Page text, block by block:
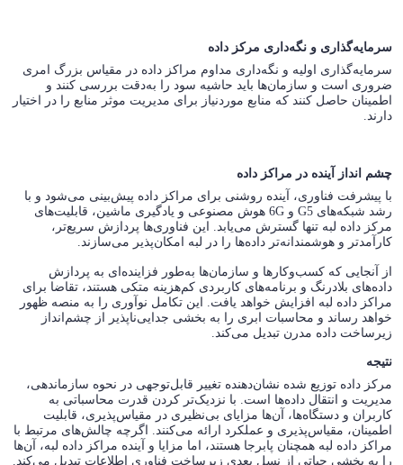
سرمایه‌گذاری و نگه‌داری مرکز داده
سرمایه‌گذاری اولیه و نگه‌داری مداوم مراکز داده در مقیاس بزرگ امری
ضروری است و سازمان‌ها باید حاشیه سود را به‌دقت بررسی کنند و
اطمینان حاصل کنند که منابع موردنیاز برای مدیریت موثر منابع را در اختیار
دارند.
چشم انداز آینده در مراکز داده
با پیشرفت فناوری، آینده روشنی برای مراکز داده پیش‌بینی می‌شود و با
رشد شبکه‌های G5 و 6G هوش مصنوعی و یادگیری ماشین، قابلیت‌های
مرکز داده لبه تنها گسترش می‌یابد. این فناوری‌ها پردازش سریع‌تر،
کارآمدتر و هوشمندانه‌تر داده‌ها را در لبه امکان‌پذیر می‌سازند.
از آنجایی که کسب‌وکارها و سازمان‌ها به‌طور فزاینده‌ای به پردازش
داده‌های بلادرنگ و برنامه‌های کاربردی کم‌هزینه متکی هستند، تقاضا برای
مراکز داده لبه افزایش خواهد یافت. این تکامل نوآوری را به منصه ظهور
خواهد رساند و محاسبات ابری را به بخشی جدایی‌ناپذیر از چشم‌انداز
زیرساخت داده مدرن تبدیل می‌کند.
نتیجه
مرکز داده توزیع شده نشان‌دهنده تغییر قابل‌توجهی در نحوه سازماندهی،
مدیریت و انتقال داده‌ها است. با نزدیک‌تر کردن قدرت محاسباتی به
کاربران و دستگاه‌ها، آن‌ها مزایای بی‌نظیری در مقیاس‌پذیری، قابلیت
اطمینان، مقیاس‌پذیری و عملکرد ارائه می‌کنند. اگرچه چالش‌های مرتبط با
مراکز داده لبه همچنان پابرجا هستند، اما مزایا و آینده مراکز داده لبه، آن‌ها
را به بخشی حیاتی از نسل بعدی زیرساخت فناوری اطلاعات تبدیل می‌کند.